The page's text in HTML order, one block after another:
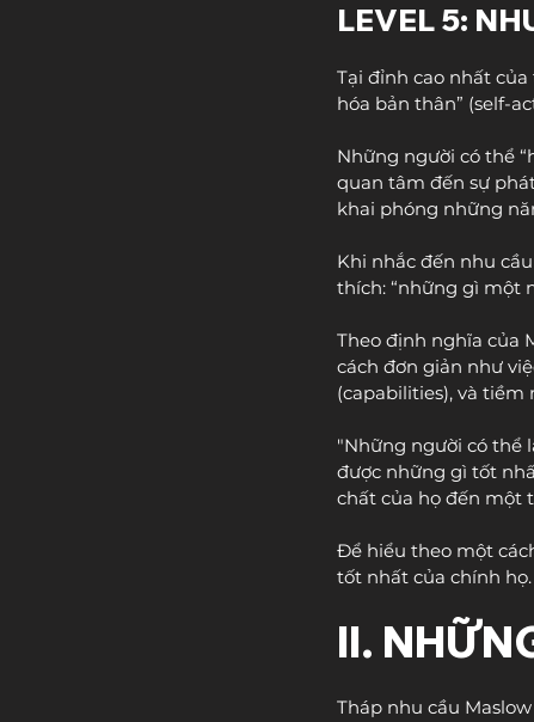
LEVEL 5:
Tại đỉnh cao nhất
hóa bản thân” (self-
Những người có thể
quan tâm đến sự
khai phóng những
Khi nhắc đến nhu
thích: “những gì một
Theo định nghĩa của
cách đơn giản như
(capabilities), và
"Những người có thể
được những gì tốt
chất của họ đến một
Để hiểu theo một
tốt nhất của chính họ.
II.
Tháp nhu cầu